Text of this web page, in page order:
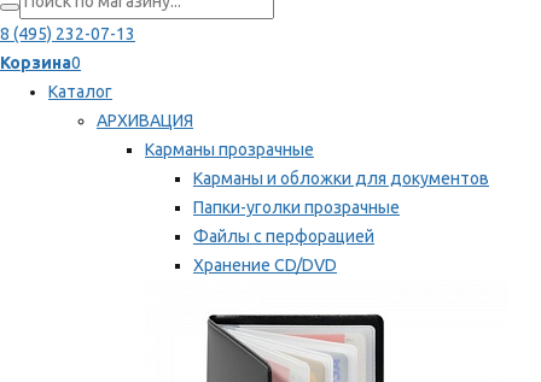
8 (495) 232-07-13
Корзина0
Каталог
АРХИВАЦИЯ
Карманы прозрачные
Карманы и обложки для документов
Папки-уголки прозрачные
Файлы с перфорацией
Хранение CD/DVD
Мы рекомендуем